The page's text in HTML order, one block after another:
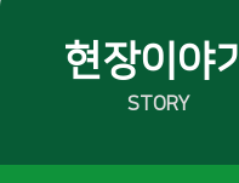
현장이야기
STORY